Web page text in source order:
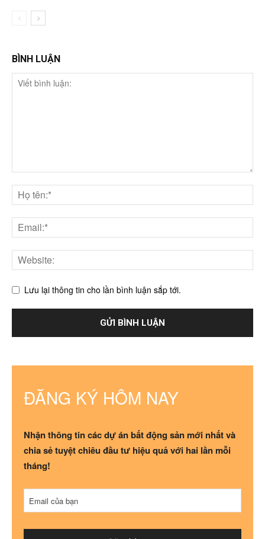
BÌNH LUẬN
Lưu lại thông tin cho lần bình luận sắp tới.
ĐĂNG KÝ HÔM NAY
Nhận thông tin các dự án bất động sản mới nhất và
chia sẻ tuyệt chiêu đầu tư hiệu quả với hai lần mỗi
tháng!
Email của bạn